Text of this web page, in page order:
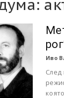
Иво
След